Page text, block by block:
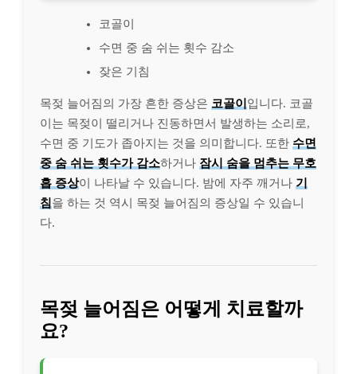
코골이
수면 중 숨 쉬는 횟수 감소
잦은 기침
목젖 늘어짐의 가장 흔한 증상은 코골이 입니다. 코골
이는 목젖이 떨리거나 진동하면서 발생하는 소리로,
수면 중 기도가 좁아지는 것을 의미합니다. 또한 수면
중 숨 쉬는 횟수가 감소하거나 잠시 숨을 멈추는 무호
흡 증상이 나타날 수 있습니다. 밤에 자주 깨거나 기
침을 하는 것 역시 목젖 늘어짐의 증상일 수 있습니
다.
목젖 늘어짐은 어떻게 치료할까
요?